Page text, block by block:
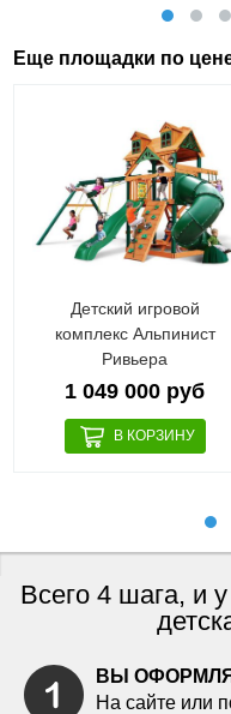
Еще площадки по
Детский игровой
комплекс Альпинист
Ривьера
1 049 000 руб
Всего 4 шага, и
ВЫ
На сайте или